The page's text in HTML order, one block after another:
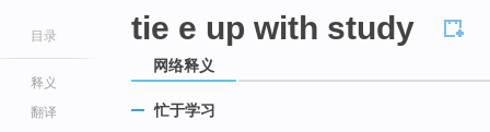
目录
释义
翻译
tie e up with study
网络释义
忙于学习